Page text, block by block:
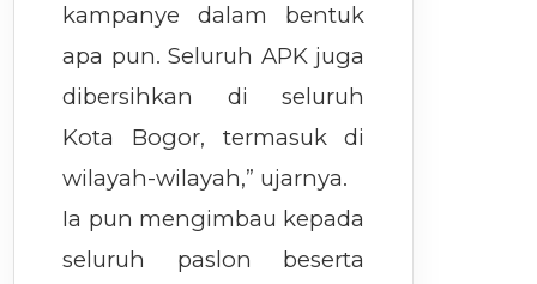
kampanye dalam bentuk
apa pun. Seluruh APK juga
dibersihkan di seluruh
Kota Bogor, termasuk di
wilayah-wilayah,” ujarnya.
Ia pun mengimbau kepada
seluruh paslon beserta